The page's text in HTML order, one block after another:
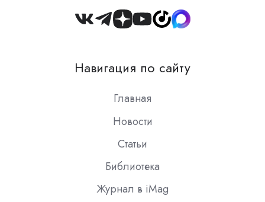
Join
Slack
Навигация по сайту
Главная
Новости
Статьи
Библиотека
Журнал в iMag